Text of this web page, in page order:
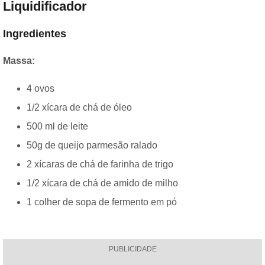
Liquidificador
Ingredientes
Massa:
4 ovos
1/2 xícara de chá de óleo
500 ml de leite
50g de queijo parmesão ralado
2 xícaras de chá de farinha de trigo
1/2 xícara de chá de amido de milho
1 colher de sopa de fermento em pó
PUBLICIDADE